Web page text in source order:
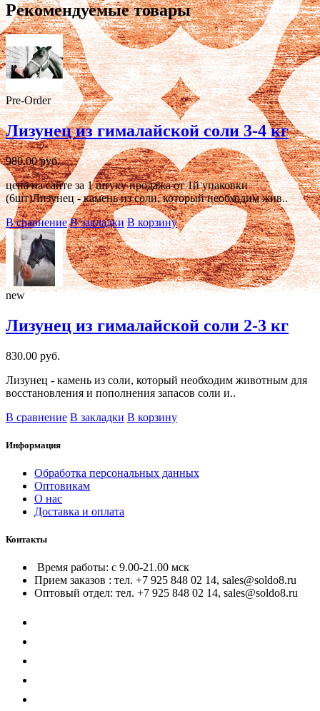
Рекомендуемые товары
Pre-Order
Лизунец из гималайской соли 3-4 кг
980.00 руб.
цена на сайте за 1 штуку продажа от 1й упаковки
(6шт)Лизунец - камень из соли, который необходим жив..
В сравнение В закладки В корзину
new
Лизунец из гималайской соли 2-3 кг
830.00 руб.
Лизунец - камень из соли, который необходим животным для
восстановления и пополнения запасов соли и..
В сравнение В закладки В корзину
Информация
Обработка персональных данных
Оптовикам
О нас
Доставка и оплата
Контакты
Время работы: с 9.00-21.00 мск
Прием заказов : тел. +7 925 848 02 14, sales@soldo8.ru
Оптовый отдел: тел. +7 925 848 02 14, sales@soldo8.ru